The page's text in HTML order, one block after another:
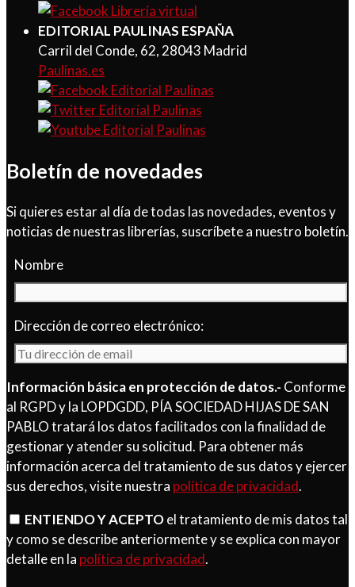
EDITORIAL PAULINAS ESPAÑA
Carril del Conde, 62, 28043 Madrid
Paulinas.es
Boletín de novedades
Si quieres estar al día de todas las novedades, eventos y
noticias de nuestras librerías, suscríbete a nuestro boletín.
Nombre
Dirección de correo electrónico:
Información básica en protección de datos.- Conforme
al RGPD y la LOPDGDD, PÍA SOCIEDAD HIJAS DE SAN
PABLO tratará los datos facilitados con la finalidad de
gestionar y atender su solicitud. Para obtener más
información acerca del tratamiento de sus datos y ejercer
sus derechos, visite nuestra política de privacidad.
ENTIENDO Y ACEPTOel tratamiento de mis datos tal
y como se describe anteriormente y se explica con mayor
detalle en la política de privacidad.